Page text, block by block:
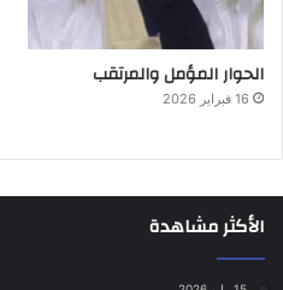
الحوار المؤمل والمرتقب
16 فبراير 2026
الأكثر مشاهدة